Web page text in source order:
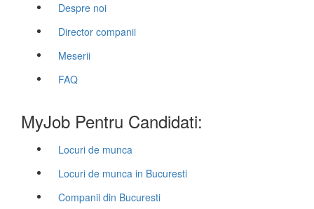
Despre noi
Director companii
Meserii
FAQ
MyJob Pentru Candidati:
Locuri de munca
Locuri de munca in Bucuresti
Companii din Bucuresti